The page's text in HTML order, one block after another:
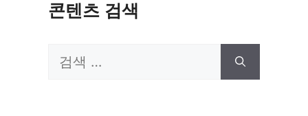
콘텐츠 검색
검